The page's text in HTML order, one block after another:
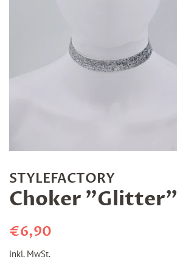
STYLEFACTORY
Choker "Glitter"
Normaler
€6,90
inkl. MwSt.